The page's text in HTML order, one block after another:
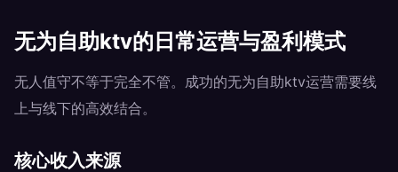
无为自助ktv的日常运营与盈利模式
无人值守不等于完全不管。成功的无为自助ktv运营需要线
上与线下的高效结合。
核心收入来源